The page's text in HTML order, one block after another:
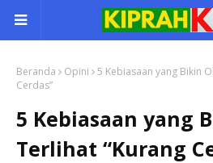
Beranda Opini
5 Kebiasaan yang Bikin
Cerdas”
5 Kebiasaan yang
Terlihat “Kurang